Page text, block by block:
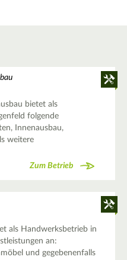
bietet als
folgende
Innenausbau,
weitere
Zum Betrieb
als Handwerksbetrieb in
an:
und gegebenenfalls